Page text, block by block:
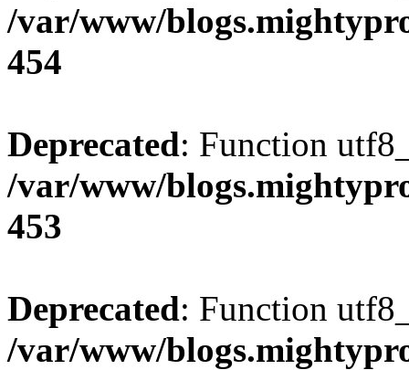
/var/www/
454
Deprecated: Function
/var/www/
453
Deprecated: Function
/var/www/